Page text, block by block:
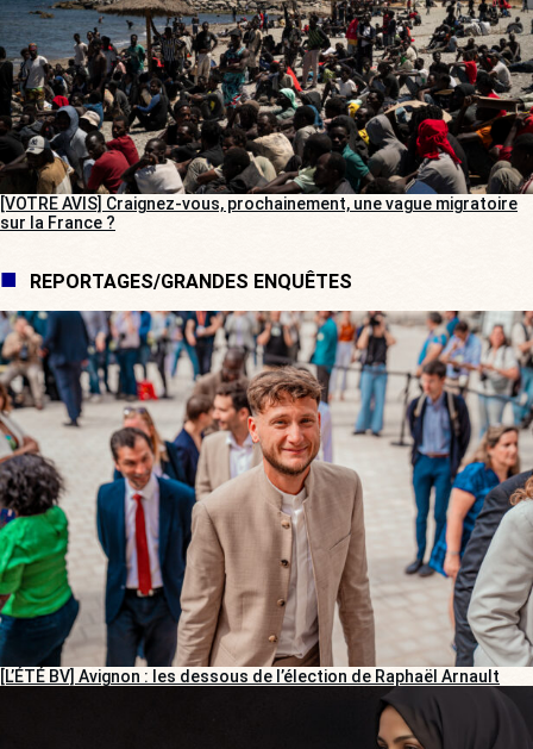
[VOTRE AVIS] Craignez-vous, prochainement, une vague migratoire
sur la France ?
REPORTAGES/GRANDES ENQUÊTES
[L’ÉTÉ BV] Avignon : les dessous de l’élection de Raphaël Arnault